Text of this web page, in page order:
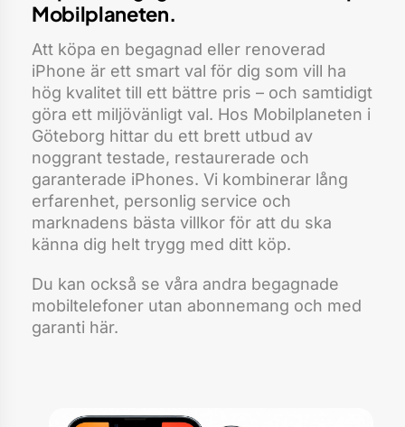
Mobilplaneten.
Att köpa en begagnad eller renoverad
iPhone är ett smart val för dig som vill ha
hög kvalitet till ett bättre pris – och samtidigt
göra ett miljövänligt val. Hos Mobilplaneten i
Göteborg hittar du ett brett utbud av
noggrant testade, restaurerade och
garanterade iPhones. Vi kombinerar lång
erfarenhet, personlig service och
marknadens bästa villkor för att du ska
känna dig helt trygg med ditt köp.
Du kan också se våra andra begagnade
mobiltelefoner utan abonnemang och med
garanti här.